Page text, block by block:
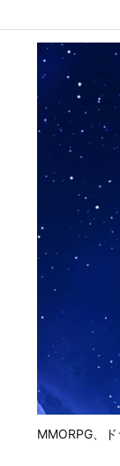
MMORPG、